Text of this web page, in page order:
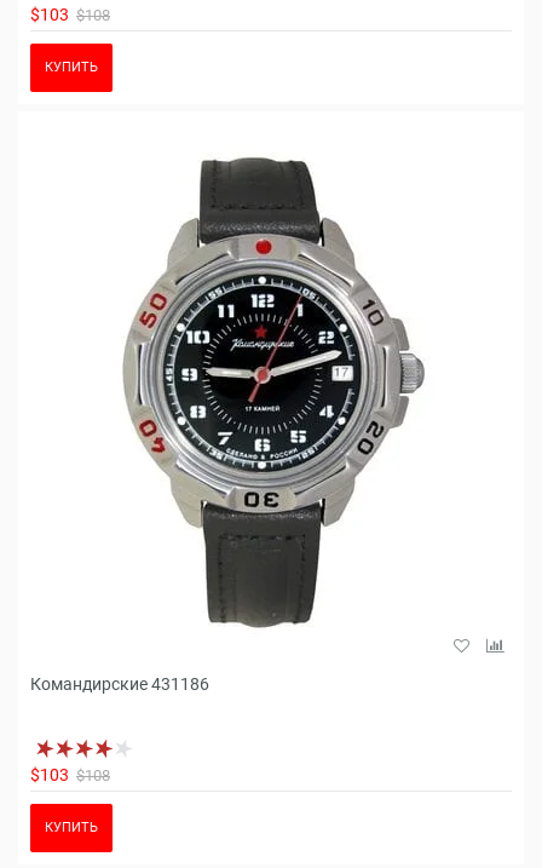
$103 $108
КУПИТЬ
Командирские 431186
$103 $108
КУПИТЬ